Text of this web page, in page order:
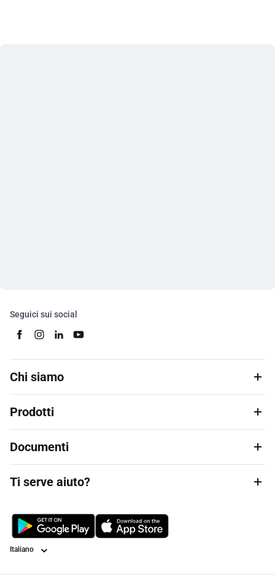
Seguici sui social
Chi siamo
Prodotti
Documenti
Ti serve aiuto?
Lingua